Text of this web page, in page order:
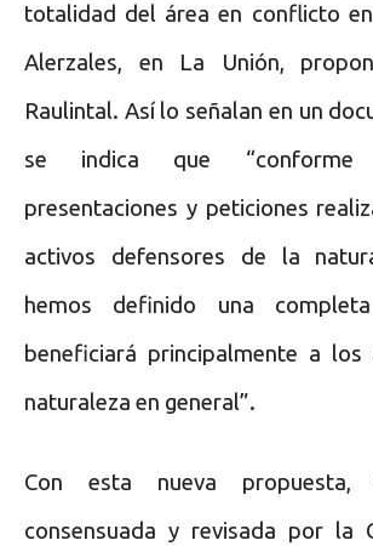
totalidad del área en conflicto
Alerzales, en La Unión,
Raulintal. Así lo señalan en un
se indica que
presentaciones y peticiones
activos defensores de la
hemos definido una
beneficiará principalmente a
naturaleza en general”.
Con esta nueva
consensuada y revisada por la